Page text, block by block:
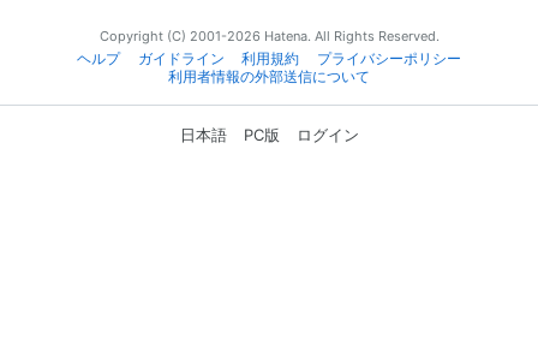
Copyright (C) 2001-2026 Hatena. All Rights Reserved.
ヘルプ
ガイドライン 利用規約
プライバシーポリシー
利用者情報の外部送信について
日本語 PC版 ログイン